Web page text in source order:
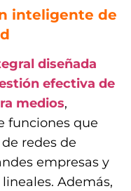
inteligente de
diseñada
efectiva de
medios,
funciones que
redes de
empresas y
Además,